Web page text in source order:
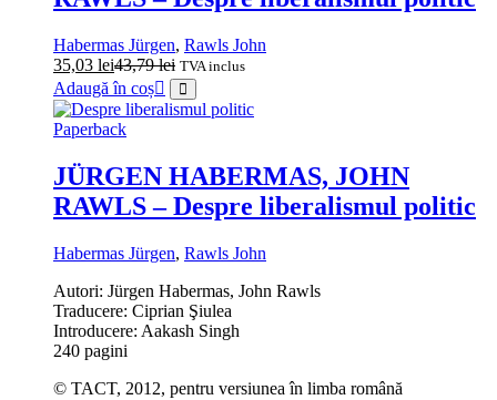
Habermas Jürgen, Rawls John
35,03 lei43,79lei TVA inclus
Adaugă în coș
Paperback
JÜRGEN HABERMAS, JOHN
RAWLS – Despre liberalismul politic
Habermas Jürgen, Rawls John
Autori: Jürgen Habermas, John Rawls
Traducere: Ciprian Şiulea
Introducere: Aakash Singh
240 pagini
© TACT, 2012, pentru versiunea în limba română